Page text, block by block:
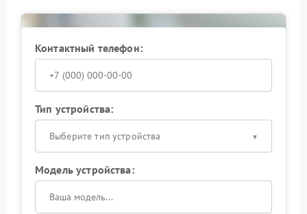
Ремонт Hiden должен выполняться с учетом
схемотехнических и механических особенностей
модели: самостоятельный разбор корпуса способен
устранение шума профессионалам — так вы
сохраните ресурс оборудования и избежите
дорогостоящих последствий.
Контактный телефон:
Тип устройства:
Выберите тип устройства
Модель устройства: